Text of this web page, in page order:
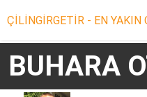
ÇİLİNGİRGETİR - EN YAKIN
Çilingir Ara
BUHARA